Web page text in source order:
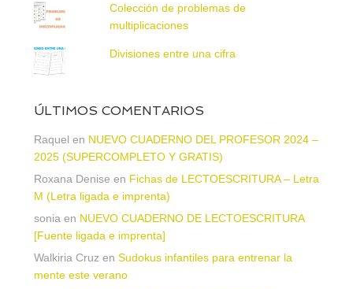
Colección de problemas de
multiplicaciones
Divisiones entre una cifra
ÚLTIMOS COMENTARIOS
Raquel en NUEVO CUADERNO DEL PROFESOR 2024 –
2025 (SUPERCOMPLETO Y GRATIS)
Roxana Denise en Fichas de LECTOESCRITURA – Letra
M (Letra ligada e imprenta)
sonia en NUEVO CUADERNO DE LECTOESCRITURA
[Fuente ligada e imprenta]
Walkiria Cruz en Sudokus infantiles para entrenar la
mente este verano